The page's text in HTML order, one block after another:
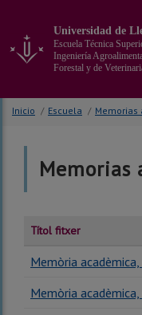
contenido
principal
página
Universidad de
Escuela Técnica
Ingeniería
Forestal y de
Inicio / Escuela / Memorias
Memorias
Títol fitxer
Memòria
Memòria